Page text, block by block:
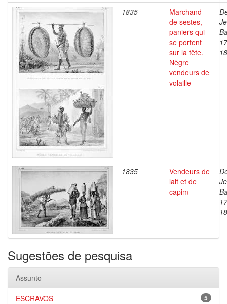
1835
Marchand
de sestes,
paniers qui
se portent
sur la tête.
Nègre
vendeurs de
volaille
1835
Vendeurs de
lait et de
capim
Sugestões de pesquisa
Assunto
5
ESCRAVOS